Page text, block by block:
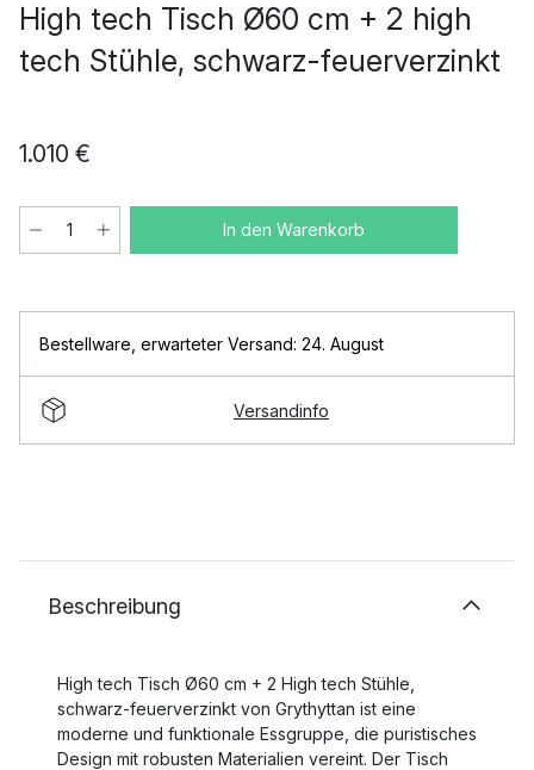
High tech Tisch Ø60 cm + 2 high
tech Stühle, schwarz-feuerverzinkt
1.010 €
In den Warenkorb
Bestellware erwarteter Versand: 24. August
Versandinfo
Beschreibung
High tech Tisch Ø60 cm + 2 High tech Stühle,
schwarz-feuerverzinkt von Grythyttan ist eine
moderne und funktionale Essgruppe, die puristisches
Design mit robusten Materialien vereint. Der Tisch